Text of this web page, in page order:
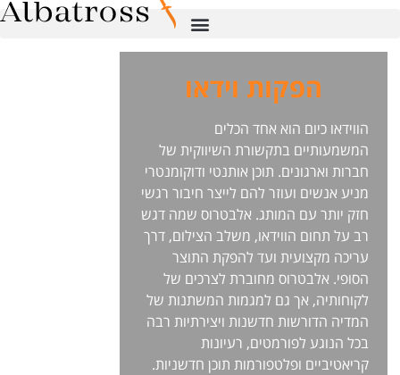
הפקות וידאו
הווידאו כיום הוא אחד הכלים
המשמעותיים בתקשורת השיווקית של
חברות וארגונים. תוכן אותנטי ודוקומנטרי
מניע אנשים ועוזר להם לייצר חיבור רגשי
חזק יותר עם המותג. אלבטרוס שמה דגש
רב על תחום הווידאו, משלב הצילום, דרך
עריכה מקצועית ועד להפקת התוצר
הסופי. אלבטרוס מחוברת לצרכים של
לקוחותיה, אך גם למגמות המשתנות של
המדיה הדורשות חדשנות ויצירתיות רבה
בכל הנוגע לפורמטים, רעיונות
קריאטיביים ופלטפורמות תוכן חדשניות.